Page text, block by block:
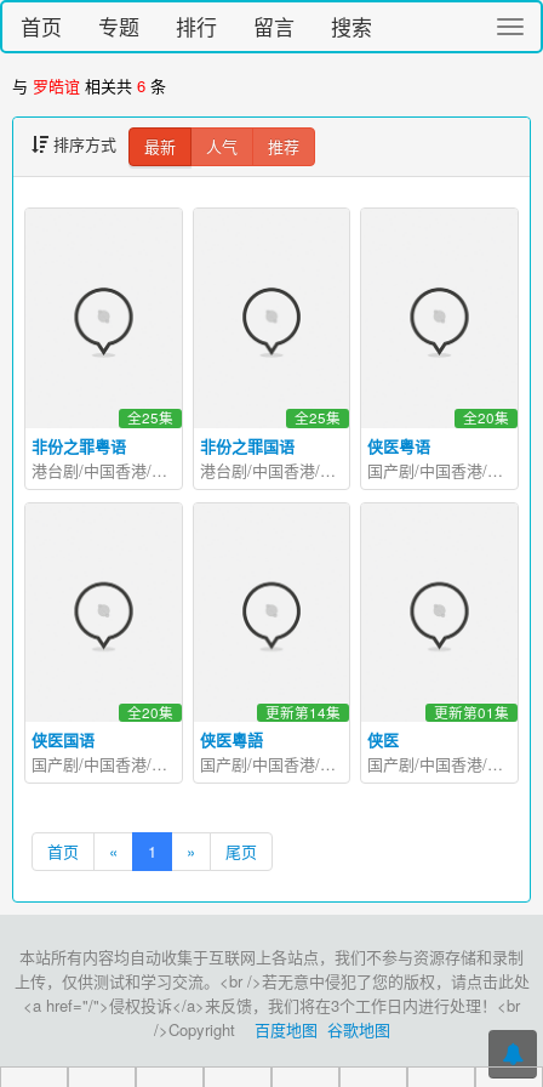
切
换
首页 专题 排行 留言 搜索
与 罗皓谊 相关共 6 条
排序方式 最新 人气 推荐
非份之罪粤语
全25集
港台剧/中国香港/2026
非份之罪国语
全25集
港台剧/中国香港/2026
侠医粤语
全20集
国产剧/中国香港/2025
侠医国语
全20集
国产剧/中国香港/2025
侠医粵語
更新第14集
国产剧/中国香港/2025
侠医
更新第01集
国产剧/中国香港/2025
首页 « 1 » 尾页
本站所有内容均自动收集于互联网上各站点，我们不参与资源存储和录制
上传，仅供测试和学习交流。<br />若无意中侵犯了您的版权，请点击此处
<a href="/">侵权投诉</a>来反馈，我们将在3个工作日内进行处理！<br
/>Copyright 百度地图 谷歌地图